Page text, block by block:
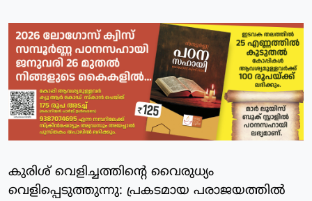
കുരിശ് വെളിച്ചത്തിന്റെ വൈരുധ്യം
വെളിപ്പെടുത്തുന്നു: പ്രകടമായ പരാജയത്തില്‍